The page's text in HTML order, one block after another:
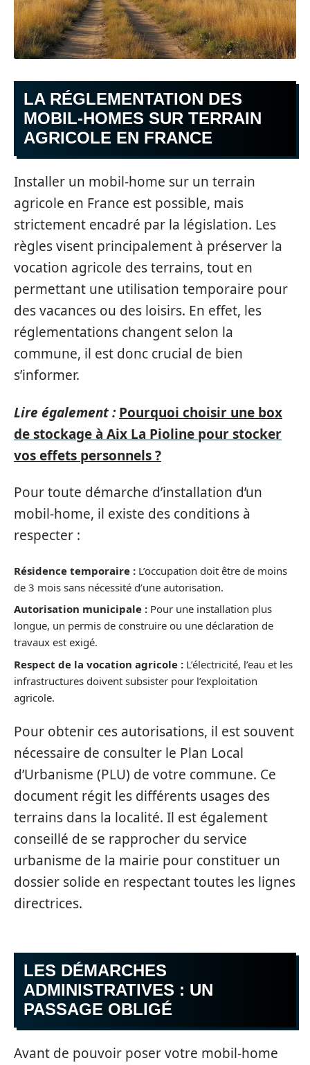
LA RÉGLEMENTATION DES
MOBIL-HOMES SUR TERRAIN
AGRICOLE EN FRANCE
Installer un mobil-home sur un terrain
agricole en France est possible, mais
strictement encadré par la législation. Les
règles visent principalement à préserver la
vocation agricole des terrains, tout en
permettant une utilisation temporaire pour
des vacances ou des loisirs. En effet, les
réglementations changent selon la
commune, il est donc crucial de bien
s’informer.
Lire également : Pourquoi choisir une box
de stockage à Aix La Pioline pour stocker
vos effets personnels ?
Pour toute démarche d’installation d’un
mobil-home, il existe des conditions à
respecter :
Résidence temporaire : L’occupation doit être de moins
de 3 mois sans nécessité d’une autorisation.
Autorisation municipale : Pour une installation plus
longue, un permis de construire ou une déclaration de
travaux est exigé.
Respect de la vocation agricole : L’électricité, l’eau et les
infrastructures doivent subsister pour l’exploitation
agricole.
Pour obtenir ces autorisations, il est souvent
nécessaire de consulter le Plan Local
d’Urbanisme (PLU) de votre commune. Ce
document régit les différents usages des
terrains dans la localité. Il est également
conseillé de se rapprocher du service
urbanisme de la mairie pour constituer un
dossier solide en respectant toutes les lignes
directrices.
LES DÉMARCHES
ADMINISTRATIVES : UN
PASSAGE OBLIGÉ
Avant de pouvoir poser votre mobil-home